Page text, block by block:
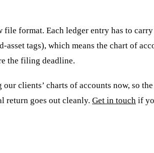
file format. Each ledger entry has to
tags), which means the chart of
the filing deadline.
clients’ charts of accounts now, so
return goes out cleanly. Get in touch if